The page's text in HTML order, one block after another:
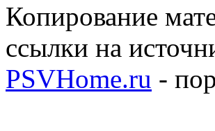
Копирование
ссылки на
PSVHome.ru -